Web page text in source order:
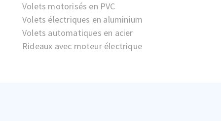
Volets motorisés en PVC
Volets électriques en aluminium
Volets automatiques en acier
Rideaux avec moteur électrique